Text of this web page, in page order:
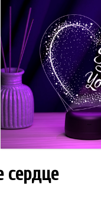
сердце